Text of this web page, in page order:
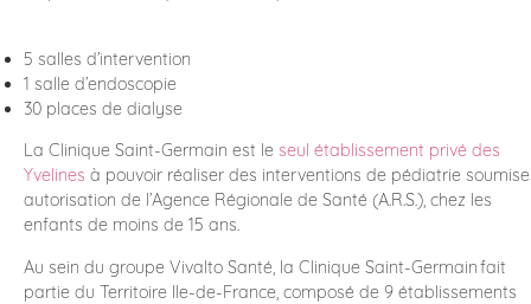
5 salles d’intervention
1 salle d’endoscopie
30 places de dialyse
La Clinique Saint-Germain est le seul établissement privé des
Yvelines à pouvoir réaliser des interventions de pédiatrie
autorisation de l’Agence Régionale de Santé (A.R.S.), chez les
enfants de moins de 15 ans.
Au sein du groupe Vivalto Santé, la Clinique Saint-Germain fait
partie du Territoire Ile-de-France, composé de 9 établissements